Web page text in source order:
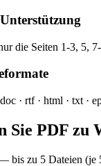
die Seiten 1-3, 5,
· rtf · html · txt ·
Sie PDF zu
bis zu 5 Dateien (je